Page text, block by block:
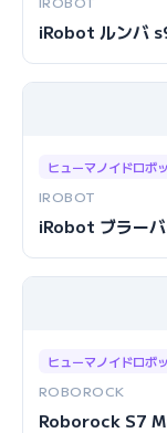
iRobot ルンバ
ヒューマノイドロボ
IROBOT
iRobot ブラー
ヒューマノイドロボ
ROBOROCK
Roborock S7